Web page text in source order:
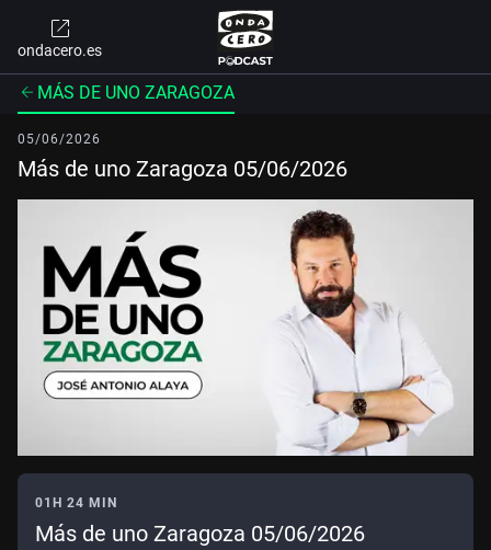
ondacero.es
MÁS DE UNO ZARAGOZA
05/06/2026
Más de uno Zaragoza 05/06/2026
01H 24 MIN
Más de uno Zaragoza 05/06/2026